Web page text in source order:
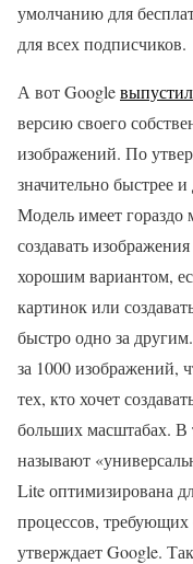
умолчанию для
для всех подписчиков.
А вот Googleвыпустил
версию своего
изображений. По
значительно быстрее
Модель имеет
создавать
хорошим вариантом,
картинок или
быстро одно за
за 1000 изображений,
тех, кто хочет
больших масштабах. В
называют
Lite оптимизирована
процессов,
утверждает Google.